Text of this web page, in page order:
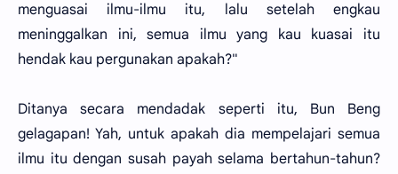
menguasai ilmu-ilmu itu, lalu setelah engkau
meninggalkan ini, semua ilmu yang kau kuasai itu
hendak kau pergunakan apakah?"
Ditanya secara mendadak seperti itu, Bun Beng
gelagapan! Yah, untuk apakah dia mempelajari semua
ilmu itu dengan susah payah selama bertahun-tahun?